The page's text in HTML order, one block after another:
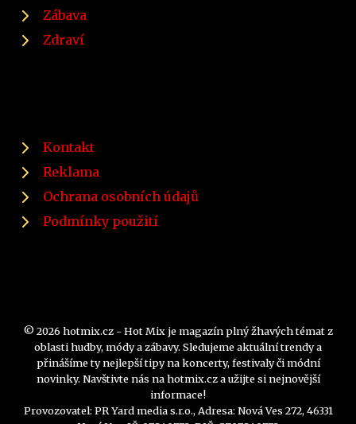
Zábava
Zdraví
Kontakt
Reklama
Ochrana osobních údajů
Podmínky použití
© 2026 hotmix.cz - Hot Mix je magazín plný žhavých témat z
oblasti hudby, módy a zábavy. Sledujeme aktuální trendy a
přinášíme ty nejlepší tipy na koncerty, festivaly či módní
novinky. Navštivte nás na hotmix.cz a užijte si nejnovější
informace!
Provozovatel: PR Yard media s.r.o., Adresa: Nová Ves 272, 46331